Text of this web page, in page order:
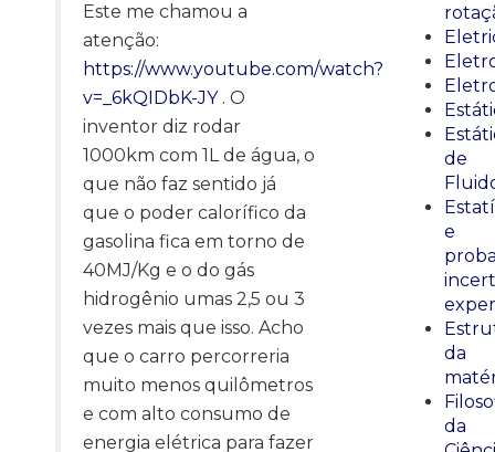
Este me chamou a
atenção:
https://www.youtube.com/watch?
v=_6kQIDbK-JY. O
inventor diz rodar
1000km com 1L de água, o
que não faz sentido já
que o poder calorífico da
gasolina fica em torno de
40MJ/Kg e o do gás
hidrogênio umas 2,5 ou 3
vezes mais que isso. Acho
que o carro percorreria
muito menos quilômetros
e com alto consumo de
energia elétrica para fazer
de
e
da
da